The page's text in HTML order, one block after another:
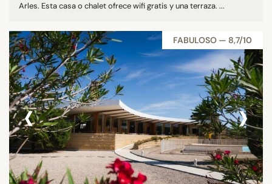
Arles. Esta casa o chalet ofrece wifi gratis y una terraza. ...
FABULOSO — 8,7/10
‹ ›